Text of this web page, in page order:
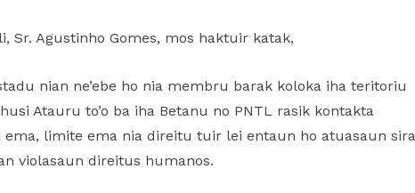
Sr. Agustinho Gomes, mos haktuir katak,
nian ne’ebe ho nia membru barak koloka iha teritoriu
Atauru to’o ba iha Betanu no PNTL rasik kontakta
limite ema nia direitu tuir lei entaun ho atuasaun sira
violasaun direitus humanos.